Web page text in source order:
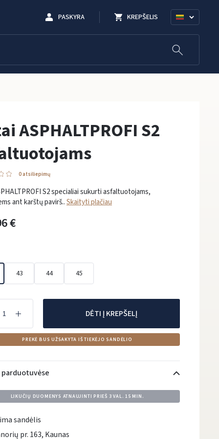
PASKYRA KREPŠELIS
ASPHALTPROFI S2
0 atsiliepimų
S2 specialiai sukurti asfaltuotojams,
ant karštų pavirš..Skaityti plačiau
€
43 44 45
DĖTI Į KREPŠELĮ
PREKĖ BUS UŽSAKYTA IŠ TIEKĖJO SANDĖLIO
parduotuvėse
LIKUČIŲ DUOMENYS ATNAUJINTI PRIEŠ 3 VAL. 15 MIN.
sandėlis
pr. 163, Kaunas